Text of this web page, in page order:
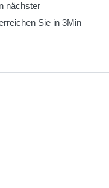
nächster
Sie in 3Min